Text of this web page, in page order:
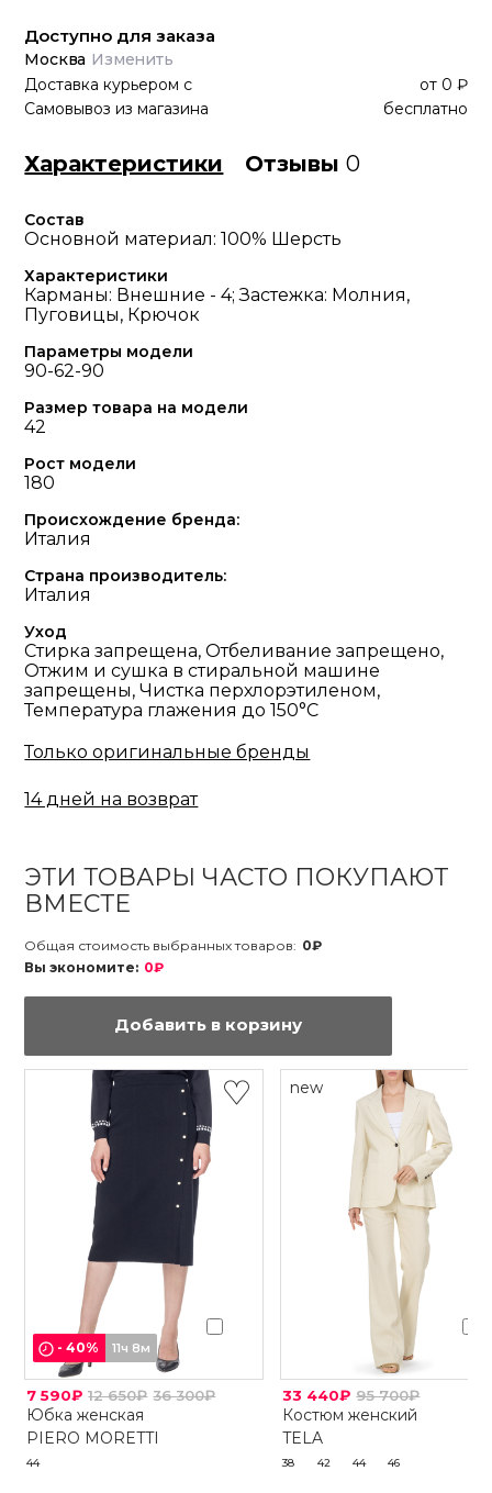
Доступно для заказа
Москва Изменить
Доставка курьером с от 0 ₽
Самовывоз из магазина
бесплатно
Характеристики Отзывы0
Состав
Основной материал: 100% Шерсть
Характеристики
Карманы: Внешние - 4; Застежка: Молния,
Пуговицы, Крючок
Параметры модели
90-62-90
Размер товара на модели
42
Рост модели
180
Происхождение бренда:
Италия
Страна производитель:
Италия
Уход
Стирка запрещена, Отбеливание запрещено,
Отжим и сушка в стиральной машине
запрещены, Чистка перхлорэтиленом,
Температура глажения до 150°С
Только оригинальные бренды
14 дней на возврат
ЭТИ ТОВАРЫ ЧАСТО ПОКУПАЮТ
ВМЕСТЕ
Общая стоимость выбранных товаров: 0₽
Вы экономите: 0₽
Добавить в корзину
-40% 11ч 8м
7 590₽ 12 650₽ 36 300₽
Юбка женская
PIERO MORETTI
44
new
33 440₽ 95 700₽
Костюм женский
TELA
38 42 44 46